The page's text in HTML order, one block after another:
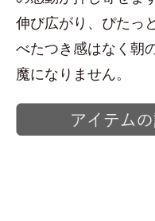
伸び広がり、ぴたっ
べたつき感はなく朝
魔になりません。